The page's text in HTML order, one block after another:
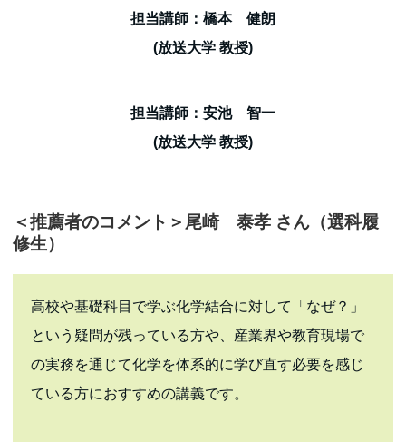
担当講師：橋本 健朗
(放送大学 教授)
担当講師：安池 智一
(放送大学 教授)
＜推薦者のコメント＞尾崎 泰孝 さん（選科履
修生）
高校や基礎科目で学ぶ化学結合に対して「なぜ？」
という疑問が残っている方や、産業界や教育現場で
の実務を通じて化学を体系的に学び直す必要を感じ
ている方におすすめの講義です。